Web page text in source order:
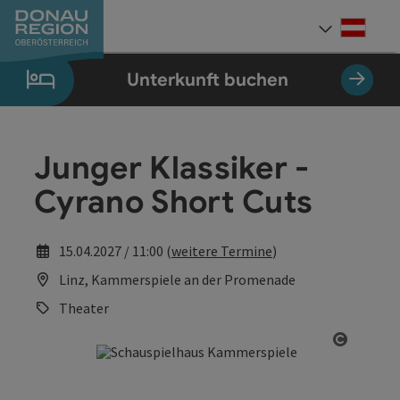
Zum Inhalt
Zur Navigation
Zum Seitenanfang
Zur Kontaktseite
Zum Impressum
Zur Startseite
Unterkunft buchen
Junger Klassiker -
Cyrano Short Cuts
15.04.2027 / 11:00 (weitere Termine)
Linz, Kammerspiele an der Promenade
Theater